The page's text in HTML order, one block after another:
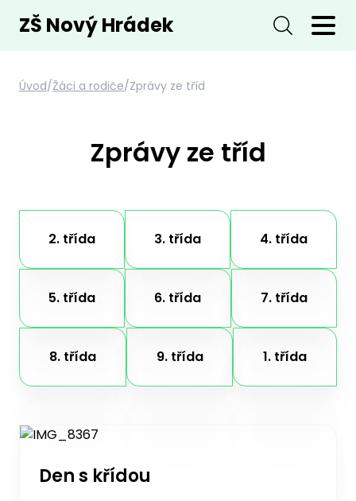
ZŠ Nový Hrádek
Úvod/Žáci a rodiče/Zprávy ze tříd
Zprávy ze tříd
2. třída 3. třída 4. třída
5. třída 6. třída 7. třída
8. třída 9. třída 1. třída
Den s křídou